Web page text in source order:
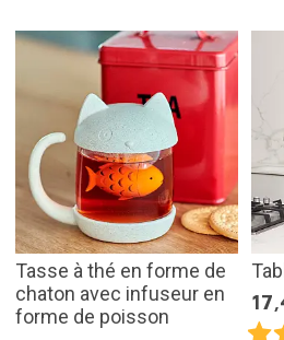
Tasse à thé en forme de
chaton avec infuseur en
forme de poisson